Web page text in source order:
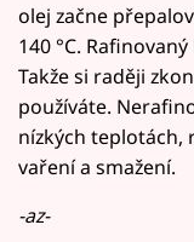
olej začne
140 °C.
Takže si raději
používáte.
nízkých teplotách,
vaření a smažení.
-az-